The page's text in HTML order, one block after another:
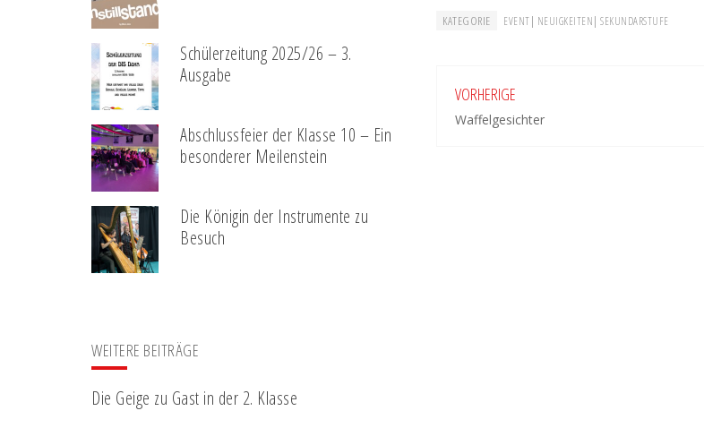
KATEGORIE EVENT| NEUIGKEITEN| SEKUNDARSTUFE
VORHERIGE
Waffelgesichter
Schülerzeitung 2025/26 – 3.
Ausgabe
Abschlussfeier der Klasse 10 – Ein
besonderer Meilenstein
Die Königin der Instrumente zu
Besuch
WEITERE BEITRÄGE
Die Geige zu Gast in der 2. Klasse